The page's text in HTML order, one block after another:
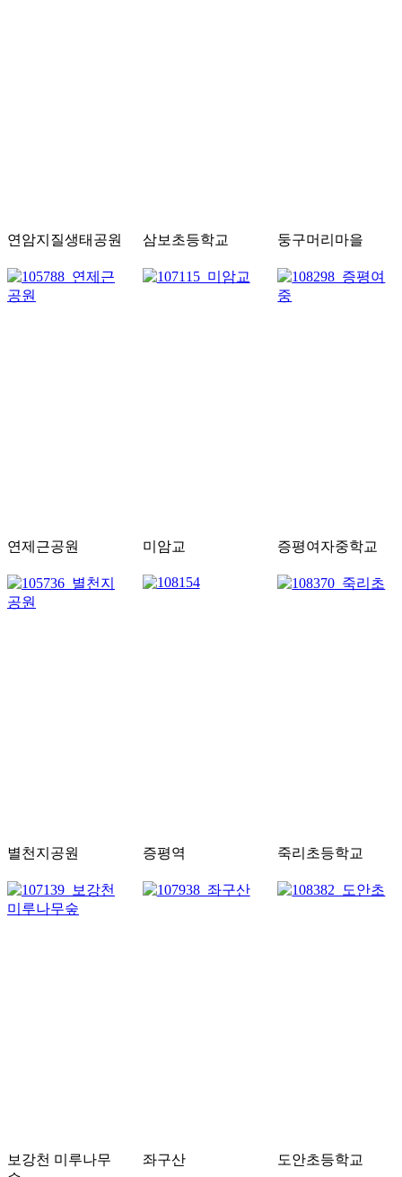
연암지질생태공원 삼보초등학교 둥구머리마을
연제근공원 미암교 증평여자중학교
별천지공원 증평역 죽리초등학교
보강천 미루나무
좌구산 도안초등학교